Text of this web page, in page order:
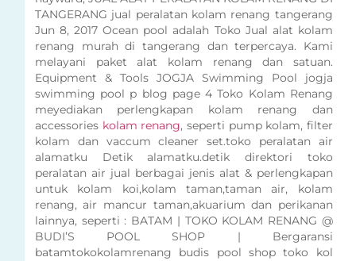
TANGERANG jual peralatan kolam renang tangerang
Jun 8, 2017 Ocean pool adalah Toko Jual alat kolam
renang murah di tangerang dan terpercaya. Kami
melayani paket alat kolam renang dan satuan.
Equipment & Tools JOGJA Swimming Pool jogja
swimming pool p blog page 4 Toko Kolam Renang
meyediakan perlengkapan kolam renang dan
accessories kolam renang, seperti pump kolam, filter
kolam dan vaccum cleaner set.toko peralatan air
alamatku Detik alamatku.detik direktori toko
peralatan air jual berbagai jenis alat & perlengkapan
untuk kolam koi,kolam taman,taman air, kolam
renang, air mancur taman,akuarium dan perikanan
lainnya, seperti : BATAM | TOKO KOLAM RENANG @
BUDI’S POOL SHOP | Bergaransi
batamtokokolamrenang budis pool shop toko kol